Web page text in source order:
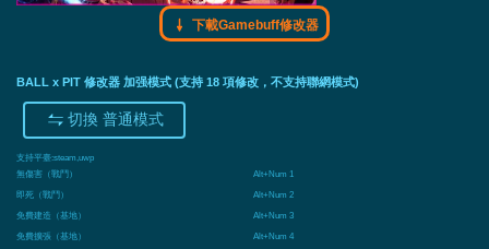
下載Gamebuff修改器
BALL x PIT 修改器 加强模式 (支持 18 項修改，不支持聯網模式)
切換 普通模式
支持平臺:steam,uwp
無傷害（戰鬥）
Alt+Num 1
即死（戰鬥）
Alt+Num 2
免費建造（基地）
Alt+Num 3
免費擴張（基地）
Alt+Num 4